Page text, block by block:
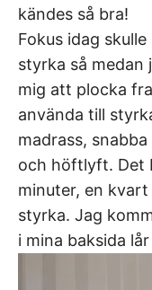
kändes så bra!
Fokus idag
styrka så medan
mig att plocka
använda till
madrass,
och höftlyft. Det
minuter, en
styrka. Jag
i mina baksida